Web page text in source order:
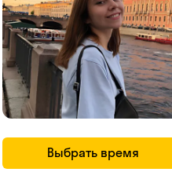
Выбрать время